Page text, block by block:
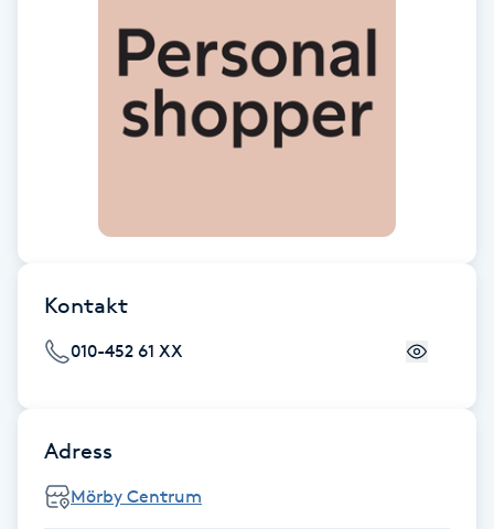
Bröllopsuppsättning
Coachning
Cryoterapi
Dermapen
Kontakt
010-452 61 XX
Adress
Mörby Centrum